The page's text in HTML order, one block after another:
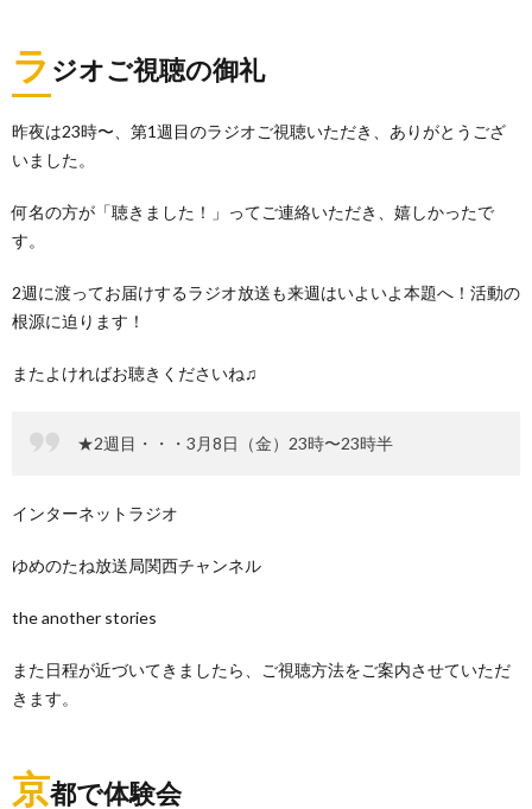
ラ ジオご視聴の御礼
昨夜は23時〜、第1週目のラジオご視聴いただき、ありがとうござ
いました。
何名の方が「聴きました！」ってご連絡いただき、嬉しかったで
す。
2週に渡ってお届けするラジオ放送も来週はいよいよ本題へ！活動の
根源に迫ります！
またよければお聴きくださいね♫
★2週目・・・3月8日（金）23時〜23時半
インターネットラジオ
ゆめのたね放送局関西チャンネル
the another stories
また日程が近づいてきましたら、ご視聴方法をご案内させていただ
きます。
京都で体験会